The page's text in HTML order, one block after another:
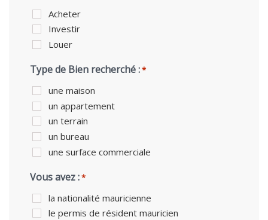
Acheter
Investir
Louer
Type de Bien recherché :*
une maison
un appartement
un terrain
un bureau
une surface commerciale
Vous avez :*
la nationalité mauricienne
le permis de résident mauricien